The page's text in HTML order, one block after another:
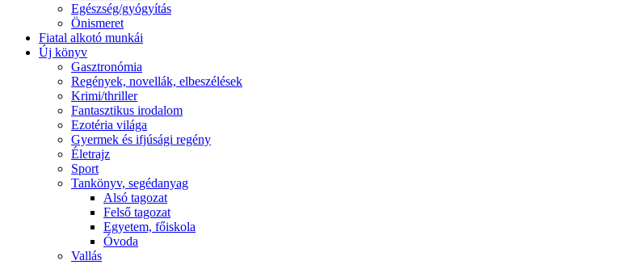
Egészség/gyógyítás
Önismeret
Fiatal alkotó munkái
Új könyv
Gasztronómia
Regények, novellák, elbeszélések
Krimi/thriller
Fantasztikus irodalom
Ezotéria világa
Gyermek és ifjúsági regény
Életrajz
Sport
Tankönyv, segédanyag
Alsó tagozat
Felső tagozat
Egyetem, főiskola
Óvoda
Vallás